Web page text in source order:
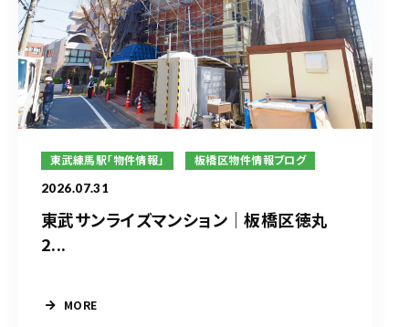
東武練馬駅「物件情報」 板橋区物件情報ブログ
2026.07.31
東武サンライズマンション｜板橋区徳丸
2...
MORE